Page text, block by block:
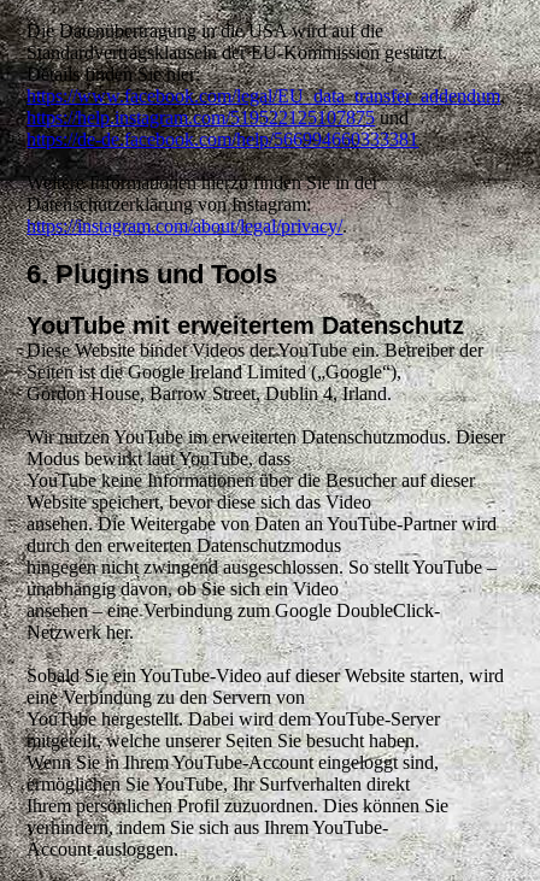
Die Datenübertragung in die USA wird auf die
Standardvertragsklauseln der EU-Kommission gestützt.
Details finden Sie hier:
https://www.facebook.com/legal/EU_data_transfer_addendum,
https://help.instagram.com/519522125107875und
https://de-de.facebook.com/help/566994660333381.
Weitere Informationen hierzu finden Sie in der
Datenschutzerklärung von Instagram:
https://instagram.com/about/legal/privacy/.
6. Plugins und Tools
YouTube mit erweitertem Datenschutz
Diese Website bindet Videos der YouTube ein. Betreiber der
Seiten ist die Google Ireland Limited („Google“),
Gordon House, Barrow Street, Dublin 4, Irland.
Wir nutzen YouTube im erweiterten Datenschutzmodus. Dieser
Modus bewirkt laut YouTube, dass
YouTube keine Informationen über die Besucher auf dieser
Website speichert, bevor diese sich das Video
ansehen. Die Weitergabe von Daten an YouTube-Partner wird
durch den erweiterten Datenschutzmodus
hingegen nicht zwingend ausgeschlossen. So stellt YouTube –
unabhängig davon, ob Sie sich ein Video
ansehen – eine Verbindung zum Google DoubleClick-
Netzwerk her.
Sobald Sie ein YouTube-Video auf dieser Website starten, wird
eine Verbindung zu den Servern von
YouTube hergestellt. Dabei wird dem YouTube-Server
mitgeteilt, welche unserer Seiten Sie besucht haben.
Wenn Sie in Ihrem YouTube-Account eingeloggt sind,
ermöglichen Sie YouTube, Ihr Surfverhalten direkt
Ihrem persönlichen Profil zuzuordnen. Dies können Sie
verhindern, indem Sie sich aus Ihrem YouTube-
Account ausloggen.